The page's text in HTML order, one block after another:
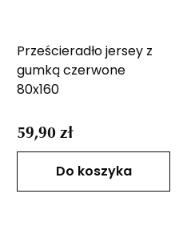
Prześcieradło jersey z
gumką czerwone
80x160
59,90 zł
Do koszyka